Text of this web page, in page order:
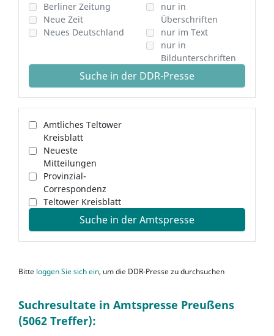
Berliner Zeitung
Neue Zeit
Neues Deutschland
nur in
Überschriften
nur im Text
nur in
Bildunterschriften
Suche in der DDR-Presse
Amtliches Teltower
Kreisblatt
Neueste
Mitteilungen
Provinzial-
Correspondenz
Teltower Kreisblatt
Suche in der Amtspresse
Bitte loggen Sie sich ein, um die DDR-Presse zu durchsuchen
Suchresultate in Amtspresse Preußens
(5062 Treffer):